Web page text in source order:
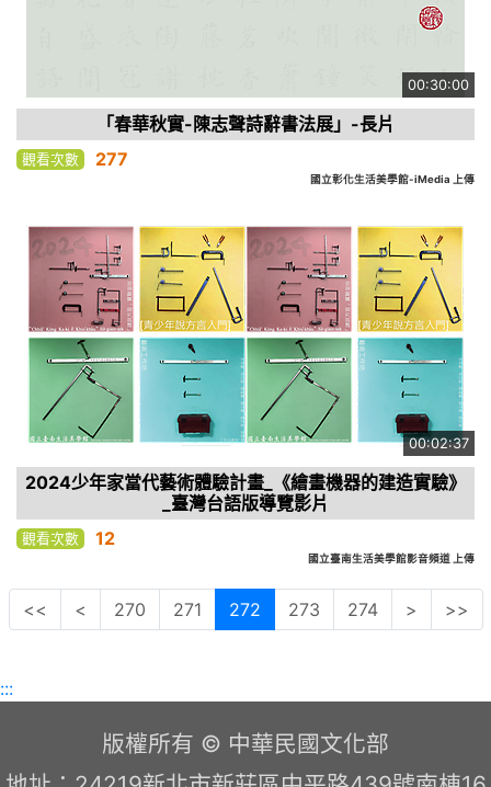
00:30:00
「春華秋實-陳志聲詩辭書法展」-長片
觀看次數 277
國立彰化生活美學館-iMedia 上傳
00:02:37
2024少年家當代藝術體驗計畫_《繪畫機器的建造實驗》
_臺灣台語版導覽影片
觀看次數 12
國立臺南生活美學館影音頻道 上傳
<< < 270 271 272 273 274 > >>
:::
版權所有 © 中華民國文化部